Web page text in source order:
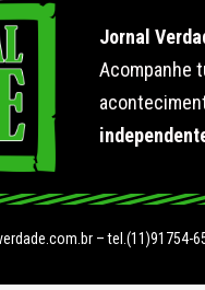
Jornal
Acompanhe
– tel.(11)91754-